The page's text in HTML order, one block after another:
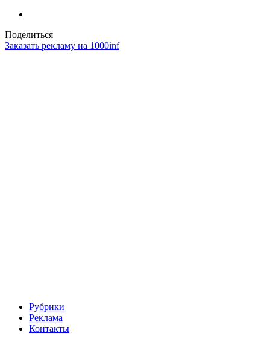
Поделиться
Заказать рекламу на 1000inf
Рубрики
Реклама
Контакты